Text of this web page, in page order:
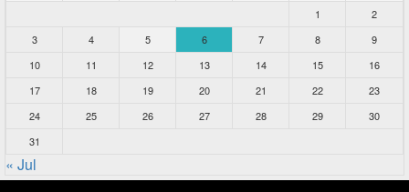
1
2
3
4 5 6 7 8
9
10
11 12 13 14 15
16
17
18 19 20 21 22
23
24
25 26 27 28 29
30
31
« Jul